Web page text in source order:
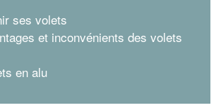
ses volets
et inconvénients des volets
en alu